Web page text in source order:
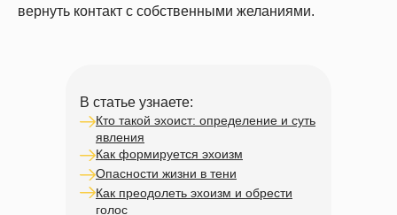
вернуть контакт с собственными желаниями.
В статье узнаете:
Кто такой эхоист: определение и суть
явления
Как формируется эхоизм
Опасности жизни в тени
Как преодолеть эхоизм и обрести
голос